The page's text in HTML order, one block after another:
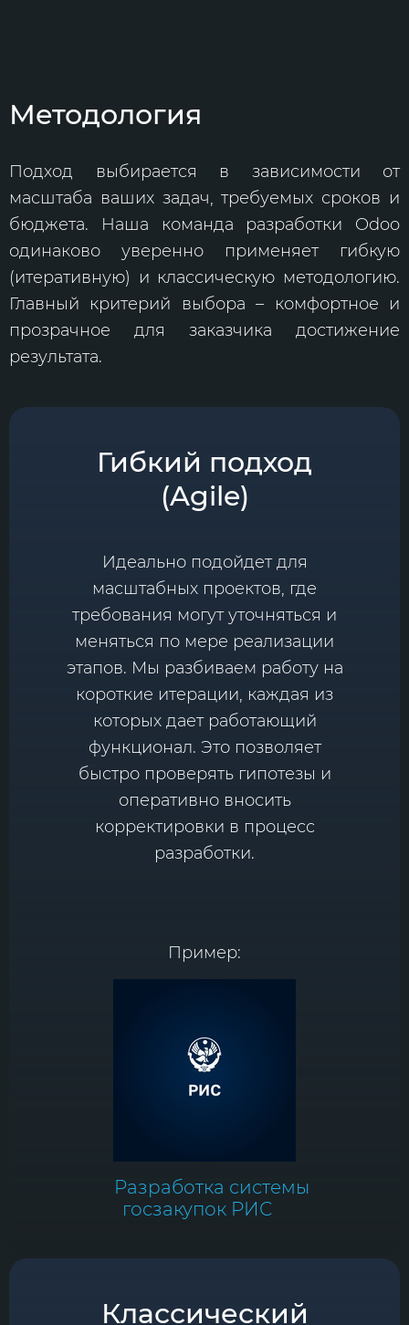
Методология
Подход выбирается в зависимости от
масштаба ваших задач, требуемых сроков и
бюджета. Наша команда разработки Odoo
одинаково уверенно применяет гибкую
(итеративную) и классическую методологию.
Главный критерий выбора – комфортное и
прозрачное для заказчика достижение
результата.
Гибкий подход
(Agile)
Идеально подойдет для
масштабных проектов, где
требования могут уточняться и
меняться по мере реализации
этапов. Мы разбиваем работу на
короткие итерации, каждая из
которых дает работающий
функционал. Это позволяет
быстро проверять гипотезы и
оперативно вносить
корректировки в процесс
разработки.
Пример:
Разработка системы
госзакупок РИС
Классический